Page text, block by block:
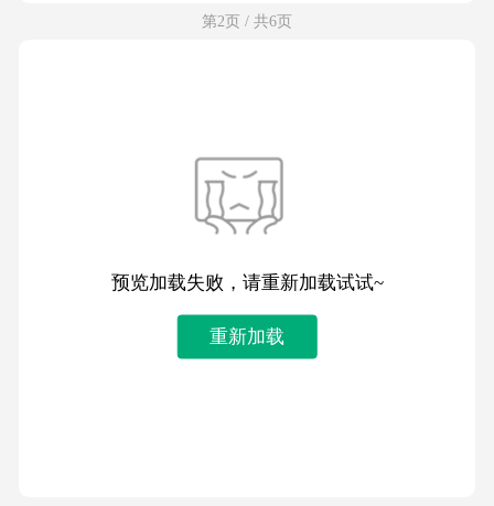
第2页 / 共6页
预览加载失败，请重新加载试试~
重新加载